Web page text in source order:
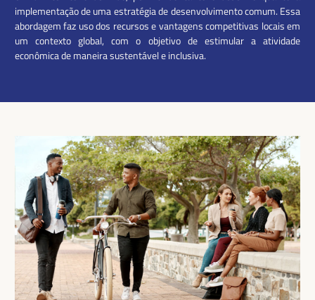
implementação de uma estratégia de desenvolvimento comum. Essa
abordagem faz uso dos recursos e vantagens competitivas locais em
um contexto global, com o objetivo de estimular a atividade
econômica de maneira sustentável e inclusiva.